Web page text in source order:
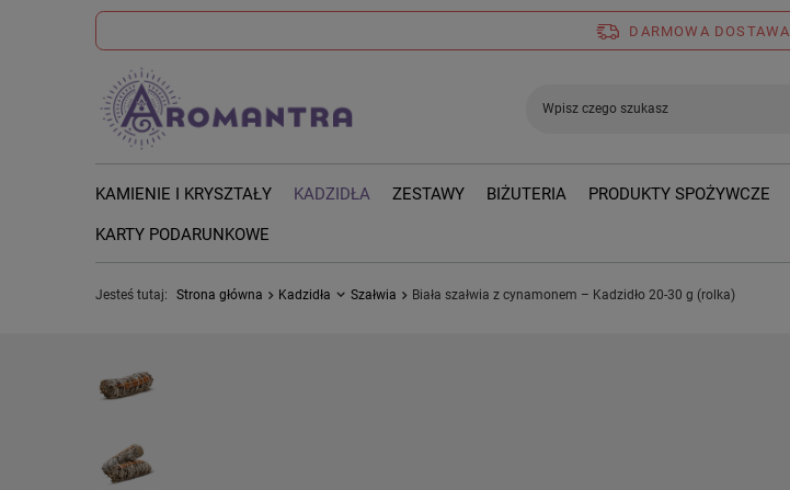
DARMOWA DOSTAWA
KAMIENIE I KRYSZTAŁY KADZIDŁA ZESTAWY BIŻUTERIA PRODUKTY SPOŻYWCZE
KARTY PODARUNKOWE
Jesteś tutaj: Strona główna Kadzidła Szałwia Biała szałwia z cynamonem – Kadzidło 20-30 g (rolka)